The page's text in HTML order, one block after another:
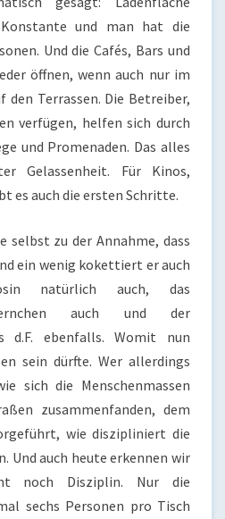
und man hat die
Und die Cafés, Bars und
öffnen, wenn auch nur im
den Terrassen. Die Betreiber,
verfügen, helfen sich durch
und Promenaden. Das alles
Gelassenheit. Für Kinos,
es auch die ersten Schritte.
selbst zu der Annahme, dass
ein wenig kokettiert er auch
natürlich auch, das
auch und der
d.F. ebenfalls. Womit nun
sein dürfte. Wer allerdings
sich die Menschenmassen
zusammenfanden, dem
wie diszipliniert die
Und auch heute erkennen wir
noch Disziplin. Nur die
sechs Personen pro Tisch